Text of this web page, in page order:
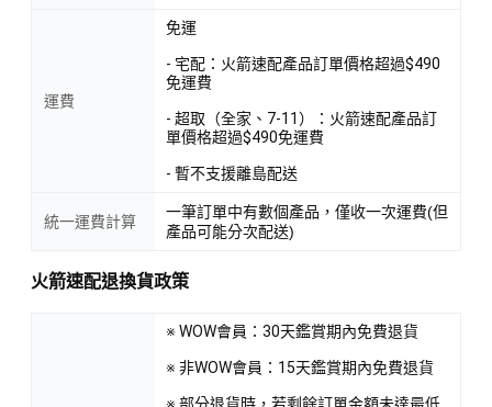
運費
免運
- 宅配：火箭速配產品訂單價格超過$490
免運費
- 超取（全家、7-11）：火箭速配產品訂
單價格超過$490免運費
- 暫不支援離島配送
統一運費計算
一筆訂單中有數個產品，僅收一次運費(但
產品可能分次配送)
火箭速配退換貨政策
※ WOW會員：30天鑑賞期內免費退貨
※ 非WOW會員：15天鑑賞期內免費退貨
※ 部分退貨時，若剩餘訂單金額未達最低